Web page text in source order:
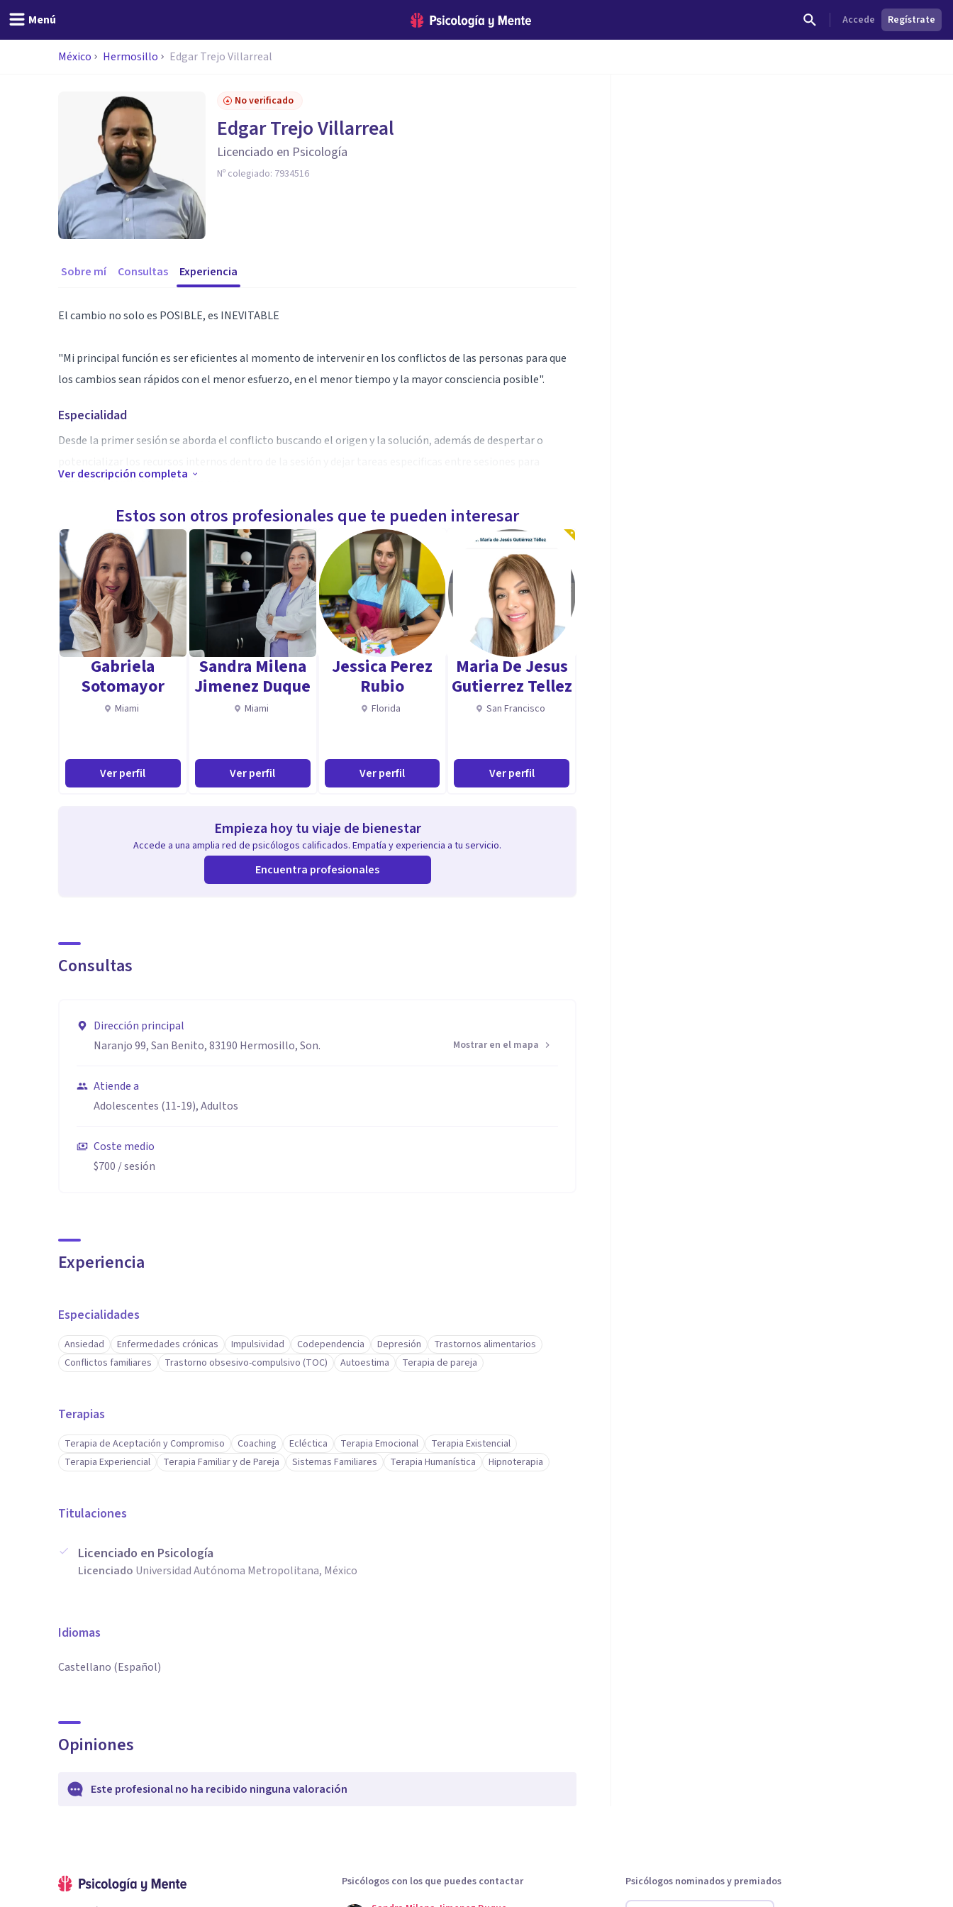
Menú Accede Regístrate
México Hermosillo Edgar Trejo Villarreal
No verificado
Edgar Trejo Villarreal
Licenciado en Psicología
Nº colegiado: 7934516
Sobre mí Consultas Experiencia
El cambio no solo es POSIBLE, es INEVITABLE
"Mi principal función es ser eficientes al momento de intervenir en los conflictos de las personas para que
los cambios sean rápidos con el menor esfuerzo, en el menor tiempo y la mayor consciencia posible".
Especialidad
Desde la primer sesión se aborda el conflicto buscando el origen y la solución, además de despertar o
superar el conflicto cualquiera que sea-
Aplico técnicas de Pnl, HIpnosis, Inteligencia emocional, Terapia breve, Terapia de aceptación y
compromiso. BIoneroemoción. las cuales se personalizan de acuerdo a la persona, conflicto y necesidades
especificas.
Ver descripción completa
Estos son otros profesionales que te pueden interesar
Gabriela
Sotomayor
Miami
Ver perfil
Sandra Milena
Jimenez Duque
Miami
Ver perfil
Jessica Perez
Rubio
Florida
Ver perfil
Maria De Jesus
Gutierrez Tellez
San Francisco
Ver perfil
Empieza hoy tu viaje de bienestar
Accede a una amplia red de psicólogos calificados. Empatía y experiencia a tu servicio.
Encuentra profesionales
Consultas
Dirección principal
Naranjo 99, San Benito, 83190 Hermosillo, Son.
Mostrar en el mapa
Atiende a
Adolescentes (11-19), Adultos
Coste medio
$700 / sesión
Experiencia
Especialidades
Ansiedad Enfermedades crónicas Impulsividad Codependencia Depresión
Trastornos alimentarios
Conflictos familiares
Trastorno obsesivo-compulsivo (TOC) Autoestima Terapia de pareja
Terapias
Terapia de Aceptación y Compromiso Coaching Ecléctica Terapia Emocional
Terapia Existencial
Terapia Experiencial
Terapia Familiar y de Pareja Sistemas Familiares Terapia Humanística Hipnoterapia
Titulaciones
Licenciado en Psicología
Licenciado Universidad Autónoma Metropolitana, México
Idiomas
Castellano (Español)
Opiniones
Este profesional no ha recibido ninguna valoración
Psicólogos con los que puedes contactar
Psicólogos nominados y premiados